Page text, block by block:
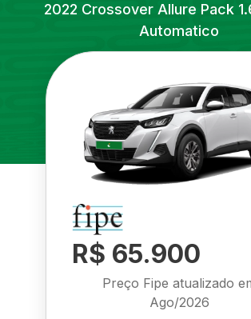
2022 Crossover Allure Pack
Automatico
R$ 65.900
Preço Fipe atualizado
Ago/2026